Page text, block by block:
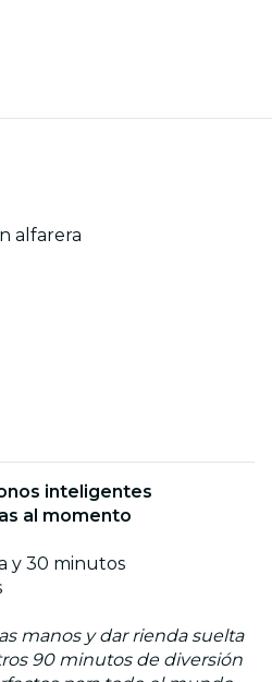
alfarera
inteligentes
al momento
y 30 minutos
manos y dar rienda suelta
90 minutos de diversión